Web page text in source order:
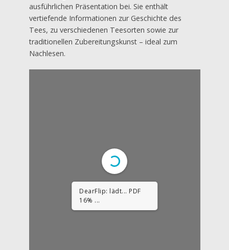
ausführlichen Präsentation bei. Sie enthält
vertiefende Informationen zur Geschichte des
Tees, zu verschiedenen Teesorten sowie zur
traditionellen Zubereitungskunst – ideal zum
Nachlesen.